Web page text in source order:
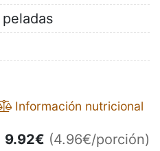
peladas
Información nutricional
9.92€ (4.96€/porción)